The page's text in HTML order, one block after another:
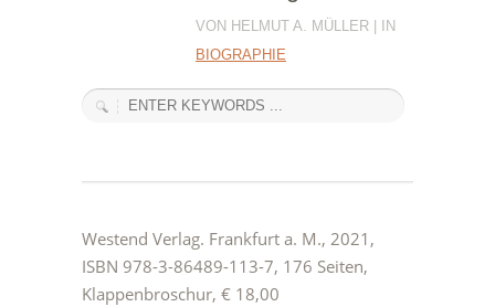
VON HELMUT A. MÜLLER | IN
BIOGRAPHIE
Westend Verlag. Frankfurt a. M., 2021,
ISBN 978-3-86489-113-7, 176 Seiten,
Klappenbroschur, € 18,00